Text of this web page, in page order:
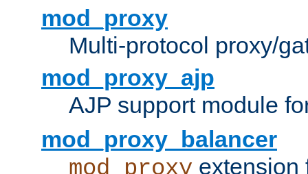
mod_proxy
Multi-protocol proxy/
mod_proxy_ajp
AJP support module
mod_proxy_balancer
mod_proxy extension